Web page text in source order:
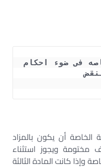
الخاصة أن يكون بالمزاد
مختومة ويجوز استثناء
وإذا كانت المادة الثالثة